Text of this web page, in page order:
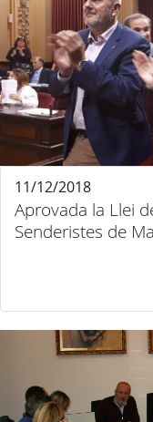
Aprovada la Llei
Senderistes de
11/12/2018